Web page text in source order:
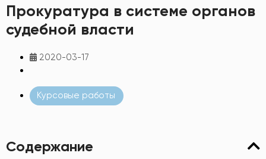
Прокуратура в системе органов
судебной власти
2020-03-17
Курсовые работы
Содержание